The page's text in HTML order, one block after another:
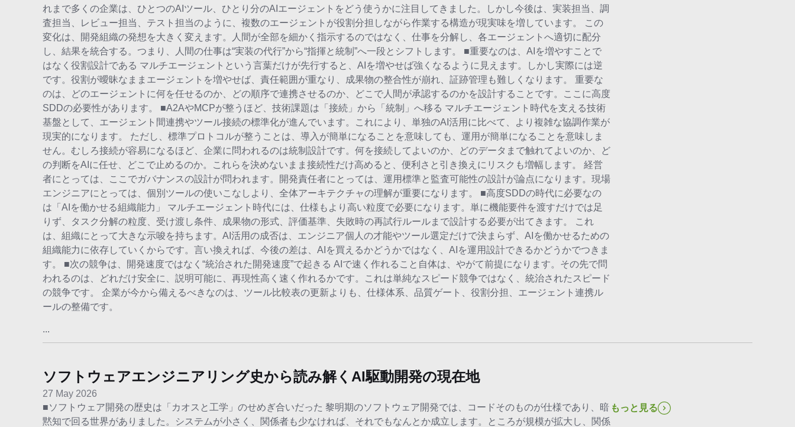
れまで多くの企業は、ひとつのAIツール、ひとり分のAIエージェントをどう使うかに注目してきました。しかし今後は、実装担当、調
査担当、レビュー担当、テスト担当のように、複数のエージェントが役割分担しながら作業する構造が現実味を増しています。 この
変化は、開発組織の発想を大きく変えます。人間が全部を細かく指示するのではなく、仕事を分解し、各エージェントへ適切に配分
し、結果を統合する。つまり、人間の仕事は“実装の代行”から“指揮と統制”へ一段とシフトします。 ■重要なのは、AIを増やすことで
はなく役割設計である マルチエージェントという言葉だけが先行すると、AIを増やせば強くなるように見えます。しかし実際には逆
です。役割が曖昧なままエージェントを増やせば、責任範囲が重なり、成果物の整合性が崩れ、証跡管理も難しくなります。 重要な
のは、どのエージェントに何を任せるのか、どの順序で連携させるのか、どこで人間が承認するのかを設計することです。ここに高度
SDDの必要性があります。 ■A2AやMCPが整うほど、技術課題は「接続」から「統制」へ移る マルチエージェント時代を支える技術
基盤として、エージェント間連携やツール接続の標準化が進んでいます。これにより、単独のAI活用に比べて、より複雑な協調作業が
現実的になります。 ただし、標準プロトコルが整うことは、導入が簡単になることを意味しても、運用が簡単になることを意味しま
せん。むしろ接続が容易になるほど、企業に問われるのは統制設計です。何を接続してよいのか、どのデータまで触れてよいのか、ど
の判断をAIに任せ、どこで止めるのか。これらを決めないまま接続性だけ高めると、便利さと引き換えにリスクも増幅します。 経営
者にとっては、ここでガバナンスの設計が問われます。開発責任者にとっては、運用標準と監査可能性の設計が論点になります。現場
エンジニアにとっては、個別ツールの使いこなしより、全体アーキテクチャの理解が重要になります。 ■高度SDDの時代に必要なの
は「AIを働かせる組織能力」 マルチエージェント時代には、仕様もより高い粒度で必要になります。単に機能要件を渡すだけでは足
りず、タスク分解の粒度、受け渡し条件、成果物の形式、評価基準、失敗時の再試行ルールまで設計する必要が出てきます。 これ
は、組織にとって大きな示唆を持ちます。AI活用の成否は、エンジニア個人の才能やツール選定だけで決まらず、AIを働かせるための
組織能力に依存していくからです。言い換えれば、今後の差は、AIを買えるかどうかではなく、AIを運用設計できるかどうかでつきま
す。 ■次の競争は、開発速度ではなく“統治された開発速度”で起きる AIで速く作れること自体は、やがて前提になります。その先で問
われるのは、どれだけ安全に、説明可能に、再現性高く速く作れるかです。これは単純なスピード競争ではなく、統治されたスピード
の競争です。 企業が今から備えるべきなのは、ツール比較表の更新よりも、仕様体系、品質ゲート、役割分担、エージェント連携ル
ールの整備です。
...
ソフトウェアエンジニアリング史から読み解くAI駆動開発の現在地
27 May 2026
■ソフトウェア開発の歴史は「カオスと工学」のせめぎ合いだった 黎明期のソフトウェア開発では、コードそのものが仕様であり、暗
黙知で回る世界がありました。システムが小さく、関係者も少なければ、それでもなんとか成立します。ところが規模が拡大し、関係
もっと見る